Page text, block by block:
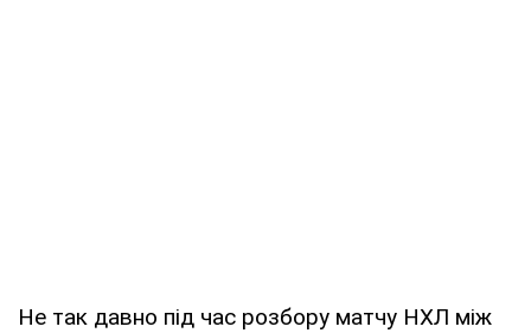
Не так давно під час розбору матчу НХЛ між